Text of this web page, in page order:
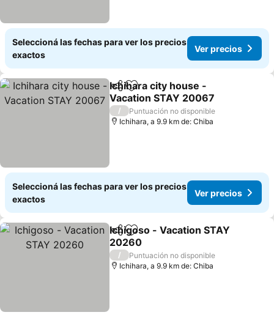
Seleccioná las fechas para ver los precios
exactos
Ver precios
CompartirAñadir a favoritos
Ichihara city house -
Vacation STAY 20067
/
Puntuación no disponible
Ichihara, a 9.9 km de: Chiba
Seleccioná las fechas para ver los precios
exactos
Ver precios
CompartirAñadir a favoritos
Ichigoso - Vacation STAY
20260
/
Puntuación no disponible
Ichihara, a 9.9 km de: Chiba